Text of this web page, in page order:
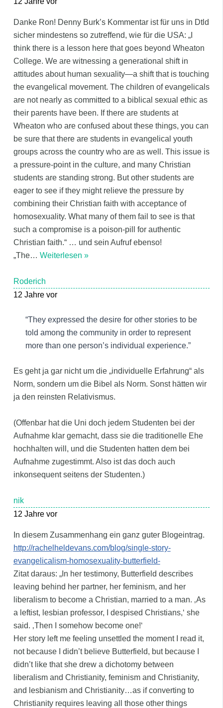
Danke Ron! Denny Burk’s Kommentar ist für uns in Dtld
sicher mindestens so zutreffend, wie für die USA: „I
think there is a lesson here that goes beyond Wheaton
College. We are witnessing a generational shift in
attitudes about human sexuality—a shift that is touching
the evangelical movement. The children of evangelicals
are not nearly as committed to a biblical sexual ethic as
their parents have been. If there are students at
Wheaton who are confused about these things, you can
be sure that there are students in evangelical youth
groups across the country who are as well. This issue is
a pressure-point in the culture, and many Christian
students are standing strong. But other students are
eager to see if they might relieve the pressure by
combining their Christian faith with acceptance of
homosexuality. What many of them fail to see is that
such a compromise is a poison-pill for authentic
Christian faith.“ … und sein Aufruf ebenso!
„The… Weiterlesen »
Roderich
12 Jahre vor
“They expressed the desire for other stories to be
told among the community in order to represent
more than one person’s individual experience.”
Es geht ja gar nicht um die „individuelle Erfahrung“ als
Norm, sondern um die Bibel als Norm. Sonst hätten wir
ja den reinsten Relativismus.
(Offenbar hat die Uni doch jedem Studenten bei der
Aufnahme klar gemacht, dass sie die traditionelle Ehe
hochhalten will, und die Studenten hatten dem bei
Aufnahme zugestimmt. Also ist das doch auch
inkonsequent seitens der Studenten.)
nik
12 Jahre vor
In diesem Zusammenhang ein ganz guter Blogeintrag.
http://rachelheldevans.com/blog/single-story-
evangelicalism-homosexuality-butterfield-
Zitat daraus: „In her testimony, Butterfield describes
leaving behind her partner, her feminism, and her
liberalism to become a Christian, married to a man. ‚As
a leftist, lesbian professor, I despised Christians,‘ she
said. ‚Then I somehow become one!‘
Her story left me feeling unsettled the moment I read it,
not because I didn’t believe Butterfield, but because I
didn’t like that she drew a dichotomy between
liberalism and Christianity, feminism and Christianity,
and lesbianism and Christianity…as if converting to
Christianity requires leaving all those other things